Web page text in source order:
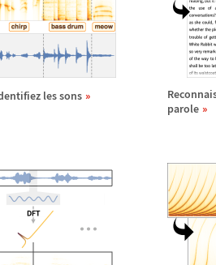
les sons
parole